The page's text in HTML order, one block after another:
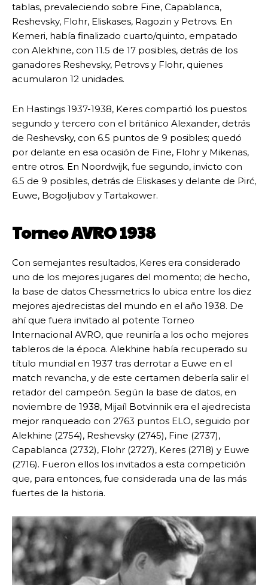
tablas, prevaleciendo sobre Fine, Capablanca,
Reshevsky, Flohr, Eliskases, Ragozin y Petrovs. En
Kemeri, había finalizado cuarto/quinto, empatado
con Alekhine, con 11.5 de 17 posibles, detrás de los
ganadores Reshevsky, Petrovs y Flohr, quienes
acumularon 12 unidades.
En Hastings 1937-1938, Keres compartió los puestos
segundo y tercero con el británico Alexander, detrás
de Reshevsky, con 6.5 puntos de 9 posibles; quedó
por delante en esa ocasión de Fine, Flohr y Mikenas,
entre otros. En Noordwijk, fue segundo, invicto con
6.5 de 9 posibles, detrás de Eliskases y delante de Pirć,
Euwe, Bogoljubov y Tartakower.
Torneo AVRO 1938
Con semejantes resultados, Keres era considerado
uno de los mejores jugares del momento; de hecho,
la base de datos Chessmetrics lo ubica entre los diez
mejores ajedrecistas del mundo en el año 1938. De
ahí que fuera invitado al potente Torneo
Internacional AVRO, que reuniría a los ocho mejores
tableros de la época. Alekhine había recuperado su
título mundial en 1937 tras derrotar a Euwe en el
match revancha, y de este certamen debería salir el
retador del campeón. Según la base de datos, en
noviembre de 1938, Mijaíl Botvinnik era el ajedrecista
mejor ranqueado con 2763 puntos ELO, seguido por
Alekhine (2754), Reshevsky (2745), Fine (2737),
Capablanca (2732), Flohr (2727), Keres (2718) y Euwe
(2716). Fueron ellos los invitados a esta competición
que, para entonces, fue considerada una de las más
fuertes de la historia.